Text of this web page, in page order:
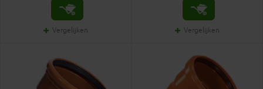
Vergelijken Vergelijken